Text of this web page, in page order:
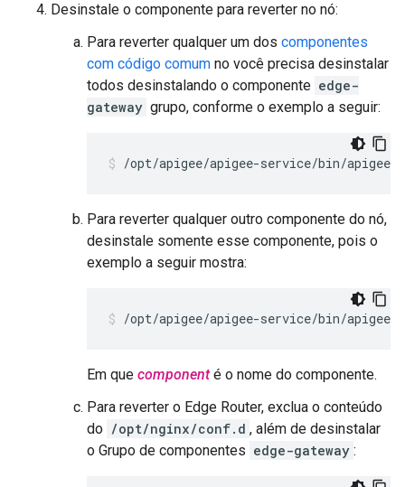
Desinstale o componente para reverter no nó:
Para reverter qualquer um dos componentes
com código comum no você precisa desinstalar
todos desinstalando o componente edge-
gateway grupo, conforme o exemplo a seguir:
/opt/apigee/apigee-service/bin/apigee-
Para reverter qualquer outro componente do nó,
desinstale somente esse componente, pois o
exemplo a seguir mostra:
/opt/apigee/apigee-service/bin/
Em que componenté o nome do componente.
Para reverter o Edge Router, exclua o conteúdo
do /opt/nginx/conf.d , além de desinstalar
o Grupo de componentes edge-gateway :